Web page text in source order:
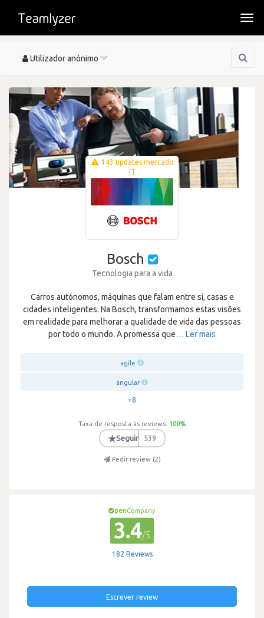
Toggle
Utilizador anónimo
143 updates mercado
IT
Bosch
Tecnologia para a vida
Carros autónomos, máquinas que falam entre si, casas e
cidades inteligentes. Na Bosch, transformamos estas visões
em realidade para melhorar a qualidade de vida das pessoas
por todo o mundo. A promessa que… Ler mais
agile
angular
+8
Taxa de resposta às reviews: 100%
★Seguir 539
Pedir review (2)
penCompany
3.4/5
182 Reviews
Escrever review